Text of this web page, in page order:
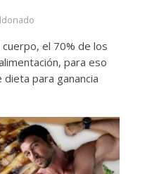
el 70% de los
para eso
para ganancia